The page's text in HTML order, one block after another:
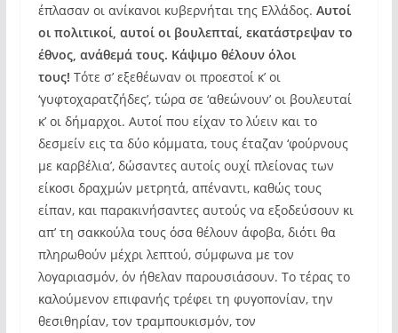
έπλασαν οι ανίκανοι κυβερνήται της Ελλάδος. Αυτοί
οι πολιτικοί, αυτοί οι βουλεπταί, εκατάστρεψαν το
έθνος, ανάθεμά τους. Κάψιμο θέλουν όλοι
τους! Τότε σ’ εξεθέωναν οι προεστοί κ’ οι
‘γυφτοχαρατζήδες’, τώρα σε ‘αθεώνουν’ οι βουλευταί
κ’ οι δήμαρχοι. Αυτοί που είχαν το λύειν και το
δεσμείν εις τα δύο κόμματα, τους έταζαν ‘φούρνους
με καρβέλια’, δώσαντες αυτοίς ουχί πλείονας των
είκοσι δραχμών μετρητά, απέναντι, καθώς τους
είπαν, και παρακινήσαντες αυτούς να εξοδεύσουν κι
απ’ τη σακκούλα τους όσα θέλουν άφοβα, διότι θα
πληρωθούν μέχρι λεπτού, σύμφωνα με τον
λογαριασμόν, όν ήθελαν παρουσιάσουν. Το τέρας το
καλούμενον επιφανής τρέφει τη φυγοπονίαν, την
θεσιθηρίαν, τον τραμπουκισμόν, τον